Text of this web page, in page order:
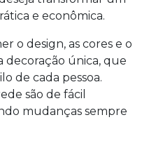
e econômica.
o design, as cores e o
decoração única, que
de cada pessoa.
são de fácil
mudanças sempre